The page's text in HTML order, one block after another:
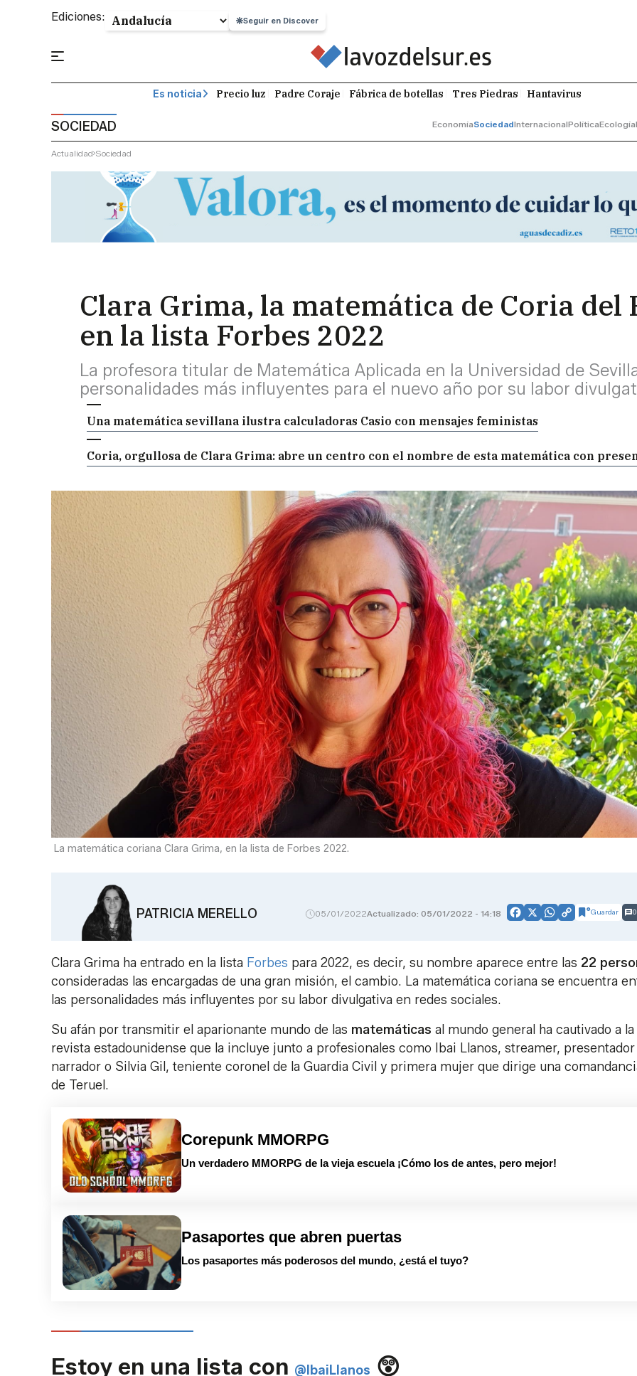
Ediciones: Seguir en Discover
Es noticia Precio luz Padre Coraje Fábrica de botellas Tres Piedras Hantavirus
SOCIEDAD EconomíaSociedadInternacionalPolíticaEcología
Actualidad Sociedad
Clara Grima, la matemática de Coria del
en la lista Forbes 2022
La profesora titular de Matemática Aplicada en la Universidad de
personalidades más influyentes para el nuevo año por su labor
Una matemática sevillana ilustra calculadoras Casio con mensajes feministas
Coria, orgullosa de Clara Grima: abre un centro con el nombre de esta matemática con
La matemática coriana Clara Grima, en la lista de Forbes 2022.
PATRICIA MERELLO 05/01/2022Actualizado: 05/01/2022 - 14:18 Facebook
X WhatsApp
CopyGuardar 0
Clara Grima ha entrado en la lista Forbes para 2022, es decir, su nombre aparece entre las 22
consideradas las encargadas de una gran misión, el cambio. La matemática coriana se encuentra
las personalidades más influyentes por su labor divulgativa en redes sociales.
Su afán por transmitir el aparionante mundo de las matemáticas al mundo general ha cautivado a la
revista estadounidense que la incluye junto a profesionales como Ibai Llanos, streamer,
narrador o Silvia Gil, teniente coronel de la Guardia Civil y primera mujer que dirige una
de Teruel.
Corepunk MMORPG
Un verdadero MMORPG de la vieja escuela ¡Cómo los de antes, pero mejor!
Pasaportes que abren puertas
Los pasaportes más poderosos del mundo, ¿está el tuyo?
Estoy en una lista con @IbaiLlanos 😲